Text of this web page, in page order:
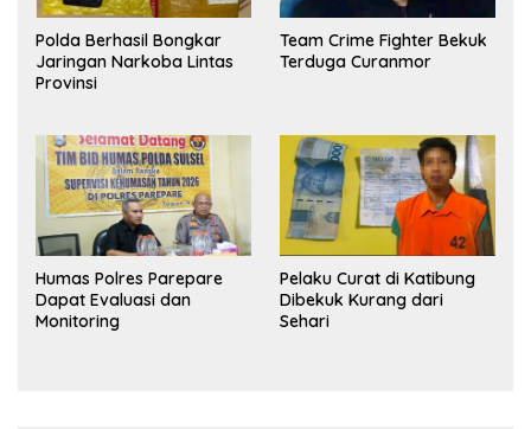
Polda Berhasil Bongkar
Jaringan Narkoba Lintas
Provinsi
Team Crime Fighter Bekuk
Terduga Curanmor
Humas Polres Parepare
Dapat Evaluasi dan
Monitoring
Pelaku Curat di Katibung
Dibekuk Kurang dari
Sehari